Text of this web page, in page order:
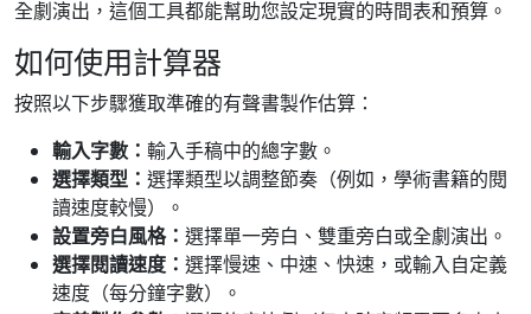
全劇演出，這個工具都能幫助您設定現實的時間表和預算。
如何使用計算器
按照以下步驟獲取準確的有聲書製作估算：
輸入字數： 輸入手稿中的總字數。
選擇類型： 選擇類型以調整節奏（例如，學術書籍的閱
讀速度較慢）。
設置旁白風格： 選擇單一旁白、雙重旁白或全劇演出。
選擇閱讀速度： 選擇慢速、中速、快速，或輸入自定義
速度（每分鐘字數）。